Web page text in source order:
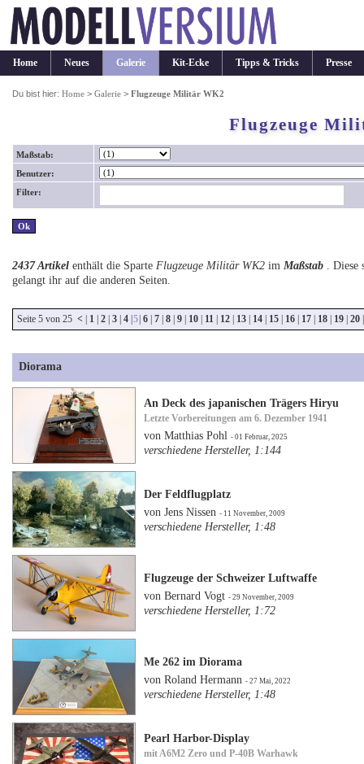
Home Neues Galerie Kit-Ecke Tipps & Tricks Presse
Du bist hier:Home >Galerie >Flugzeuge Militär WK2
Flugzeuge
Maßstab:
Benutzer:
Filter:
2437 Artikel enthält die Sparte Flugzeuge Militär WK2 im Maßstab
.
gelangt ihr auf die anderen Seiten.
Seite 5 von 25 < | 1 | 2 | 3 | 4 |5| 6 | 7 | 8 | 9 | 10 | 11 | 12 | 13 | 14 | 15 | 16 | 17 | 18 | 19 | 20 |
Diorama
An Deck des japanischen Trägers Hiryu
Letzte Vorbereitungen am 6. Dezember 1941
von Matthias Pohl- 01 Februar, 2025
verschiedene Hersteller, 1:144
Der Feldflugplatz
von Jens Nissen- 11 November, 2009
verschiedene Hersteller, 1:48
Flugzeuge der Schweizer Luftwaffe
von Bernard Vogt- 29 November, 2009
verschiedene Hersteller, 1:72
Me 262 im Diorama
von Roland Hermann- 27 Mai, 2022
verschiedene Hersteller, 1:48
Pearl Harbor-Display
mit A6M2 Zero und P-40B Warhawk